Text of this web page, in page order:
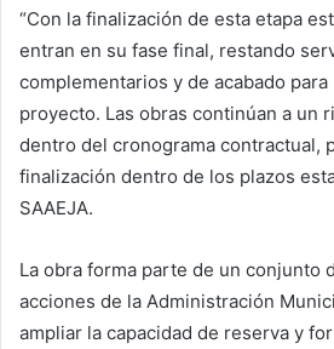
“Con la finalización de esta etapa
entran en su fase final, restando
complementarios y de acabado
proyecto. Las obras continúan a un
dentro del cronograma contractual,
finalización dentro de los plazos
SAAEJA.
La obra forma parte de un conjunto
acciones de la Administración
ampliar la capacidad de reserva y